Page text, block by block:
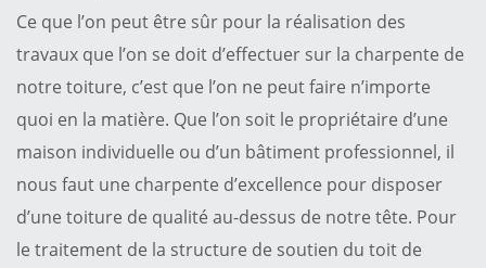
Ce que l’on peut être sûr pour la réalisation des
travaux que l’on se doit d’effectuer sur la charpente de
notre toiture, c’est que l’on ne peut faire n’importe
quoi en la matière. Que l’on soit le propriétaire d’une
maison individuelle ou d’un bâtiment professionnel, il
nous faut une charpente d’excellence pour disposer
d’une toiture de qualité au-dessus de notre tête. Pour
le traitement de la structure de soutien du toit de